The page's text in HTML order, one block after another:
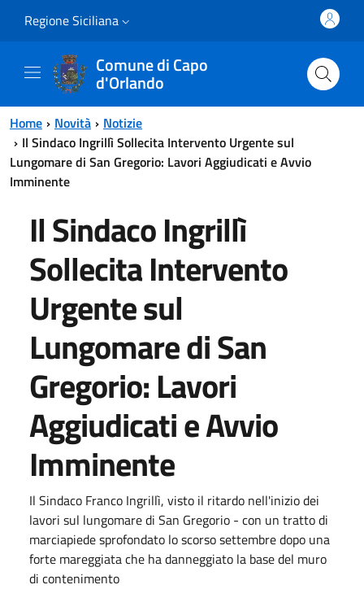
Regione Siciliana
Comune di Capo
d'Orlando
Home Novità
Notizie
Il Sindaco Ingrillì Sollecita Intervento Urgente sul
Lungomare di San Gregorio: Lavori Aggiudicati e Avvio
Imminente
Il Sindaco Ingrillì
Sollecita Intervento
Urgente sul
Lungomare di San
Gregorio: Lavori
Aggiudicati e Avvio
Imminente
Il Sindaco Franco Ingrillì, visto il ritardo nell'inizio dei
lavori sul lungomare di San Gregorio - con un tratto di
marciapiede sprofondato lo scorso settembre dopo una
forte mareggiata che ha danneggiato la base del muro
di contenimento